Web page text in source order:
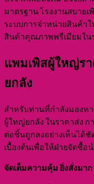
มาตรฐาน โรงงานสบายเ
ระบบการจำหน่ายสินค้า
สินค้าคุณภาพพรีเมียมใน
แพมเพิสผู้ใหญ่ร
ยกลัง
สำหรับท่านที่กำลังมองห
ผู้ใหญ่ยกลัง ในราคาส่ง
ต่อชิ้นถูกลงอย่างเห็นได้ชั
เบื้องต้นเพื่อให้ฝ่ายจัดซื้
จัดเต็มความคุ้ม ยิ่งสั่งมา